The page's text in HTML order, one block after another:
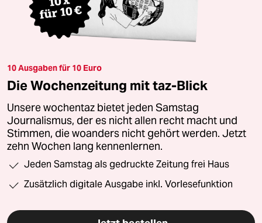
10 Ausgaben für 10 Euro
Die Wochenzeitung mit taz-Blick
Unsere wochentaz bietet jeden Samstag
Journalismus, der es nicht allen recht macht und
Stimmen, die woanders nicht gehört werden. Jetzt
zehn Wochen lang kennenlernen.
Jeden Samstag als gedruckte Zeitung frei Haus
Zusätzlich digitale Ausgabe inkl. Vorlesefunktion